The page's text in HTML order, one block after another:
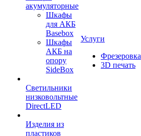
акумуляторные
Шкафы
для АКБ
Basebox
Шкафы
АКБ на
опору
SideBox
Светильники
низковольтные
DirectLED
Изделия из
пластиков
Услуги
Фрезеровка
3D печать